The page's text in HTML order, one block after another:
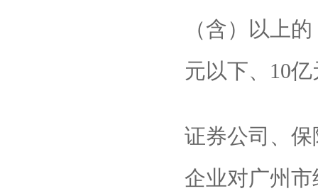
（含）以上
元以下、10
证券公司、
企业对广州